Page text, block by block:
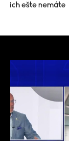
ich ešte nemáte